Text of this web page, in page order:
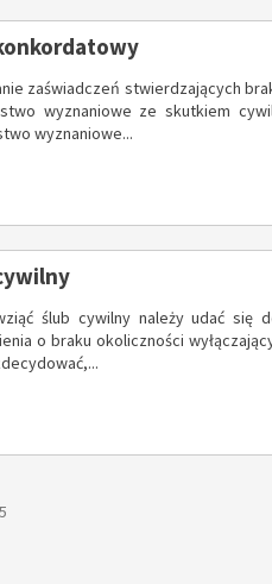
zaświadczeń stwierdzających
wyznaniowe ze skutkiem
wyznaniowe...
ślub cywilny należy udać się
o braku okoliczności